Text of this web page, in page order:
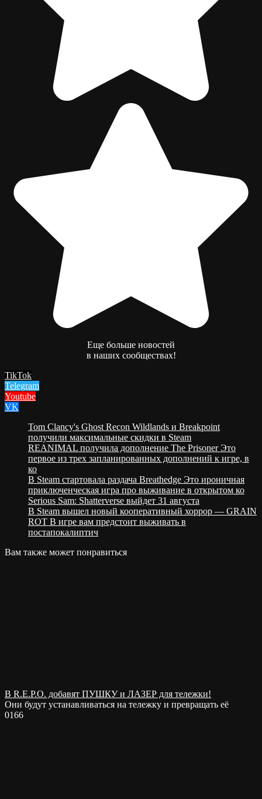
Еще больше новостей
в наших сообществах!
TikTok
Telegram
Youtube
VK
Tom Clancy's Ghost Recon Wildlands и Breakpoint
получили максимальные скидки в Steam
REANIMAL получила дополнение The Prisoner Это
первое из трех запланированных дополнений к игре, в
ко
В Steam стартовала раздача Breathedge Это ироничная
приключенческая игра про выживание в открытом ко
Serious Sam: Shatterverse выйдет 31 августа
В Steam вышел новый кооперативный хоррор — GRAIN
ROT В игре вам предстоит выживать в
постапокалиптич
Вам также может понравиться
В R.E.P.O. добавят ПУШКУ и ЛАЗЕР для тележки!
Они будут устанавливаться на тележку и превращать её
0166